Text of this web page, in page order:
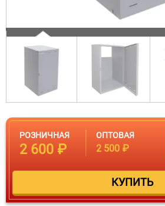
РОЗНИЧНАЯ
2 600 ₽
ОПТОВАЯ
2 500 ₽